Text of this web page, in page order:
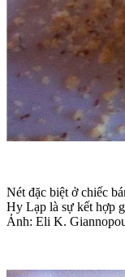
Nét đặc biệt ở chiếc
Hy Lạp là sự kết hợp
Ảnh: Eli K.